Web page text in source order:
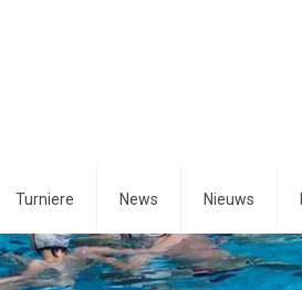
Turniere News Nieuws